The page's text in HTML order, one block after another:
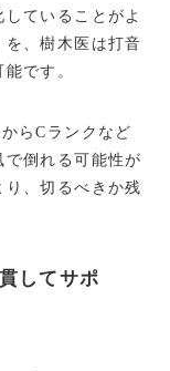
ていることがよ
を、樹木医は打音
です。
らCランクなど
倒れる可能性が
、切るべきか残
してサポ